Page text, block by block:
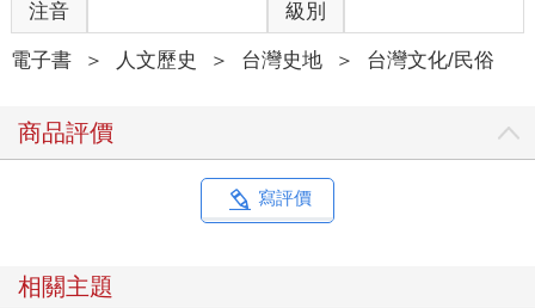
忙分選，也參與觀察曬魚乾等流程。
但是丁香漁業最精采的不只是這些岸上忙碌的勞動，丁香漁船在
茫茫北海捕撈作業的故事，更是叫人動心。在只能依靠人力辛苦
丁香魚喜歡群游、具趨光性的習性。聰明的漁民還進一步發現，
丁香魚群配合潮汐漲退會在特定的海域出現，前往這些位置進行
捕撈，幾乎就是漁獲較為豐收的保證，因此也成為大家極力搶佔
的好漁場——罾位。那麼要如何解決可能引發的爭奪漁場衝突糾
場。赤崁丁香漁民在北海發展出來的這些用海知識文化，就是這
注音 級別
電子書 ＞ 人文歷史 ＞ 台灣史地 ＞ 台灣文化/民俗
商品評價
寫評價
相關主題